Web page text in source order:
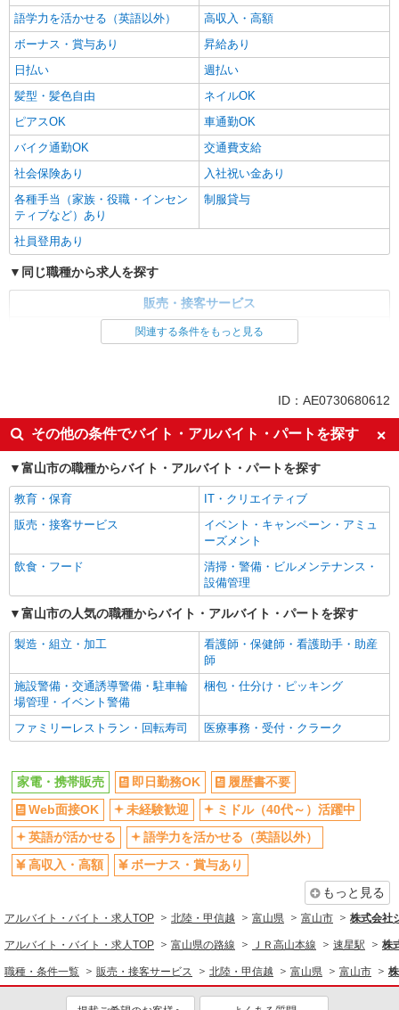
語学力を活かせる（英語以外）
高収入・高額
ボーナス・賞与あり
昇給あり
日払い
週払い
髪型・髪色自由
ネイルOK
ピアスOK
車通勤OK
バイク通勤OK
交通費支給
社会保険あり
入社祝い金あり
各種手当（家族・役職・インセン
ティブなど）あり
制服貸与
社員登用あり
同じ職種から求人を探す
販売・接客サービス
英語が活かせる
ボーナス・賞与あり
日払い
車通勤OK
交通費支給
社会保険あり
社員登用あり
関連する条件をもっと見る
ID：AE0730680612
その他の条件でバイト・アルバイト・パートを探す
富山市の職種からバイト・アルバイト・パートを探す
教育・保育
IT・クリエイティブ
販売・接客サービス
イベント・キャンペーン・アミュ
ーズメント
飲食・フード
清掃・警備・ビルメンテナンス・
設備管理
富山市の人気の職種からバイト・アルバイト・パートを探す
製造・組立・加工
看護師・保健師・看護助手・助産
師
施設警備・交通誘導警備・駐車輪
場管理・イベント警備
梱包・仕分け・ピッキング
ファミリーレストラン・回転寿司 医療事務・受付・クラーク
家電・携帯販売 即日勤務OK
履歴書不要
Web面接OK
未経験歓迎
ミドル（40代～）活躍中
英語が活かせる
語学力を活かせる（英語以外）
高収入・高額
ボーナス・賞与あり
もっと見る
アルバイト・バイト・求人TOP 北陸・甲信越 富山県 富山市 株式会社
アルバイト・バイト・求人TOP 富山県の路線 ＪＲ高山本線 速星駅 株
職種・条件一覧 販売・接客サービス 北陸・甲信越 富山県 富山市